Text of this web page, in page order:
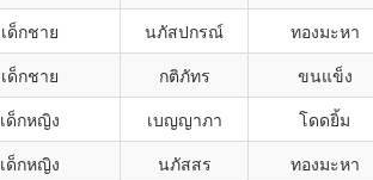
เด็กชาย นภัสปกรณ์ ทองมะหา
เด็กชาย กติภัทร ขนแข็ง
เด็กหญิง เบญญาภา โดดยิ้ม
เด็กหญิง นภัสสร ทองมะหา